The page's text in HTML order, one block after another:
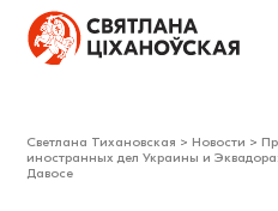
Светлана Тихановская > Новости >
иностранных дел Украины и
Давосе